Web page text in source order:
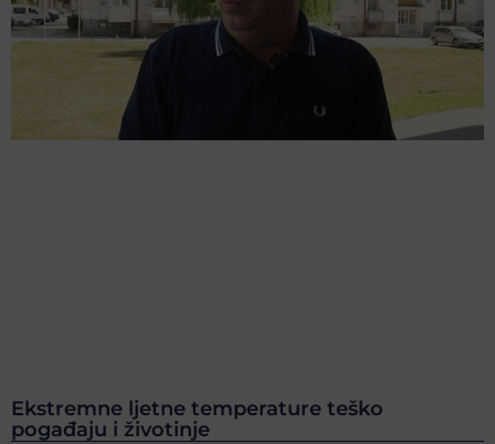
Ekstremne ljetne temperature teško
pogađaju i životinje